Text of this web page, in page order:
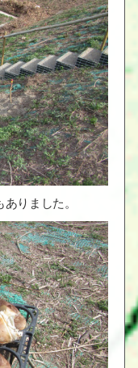
りました。